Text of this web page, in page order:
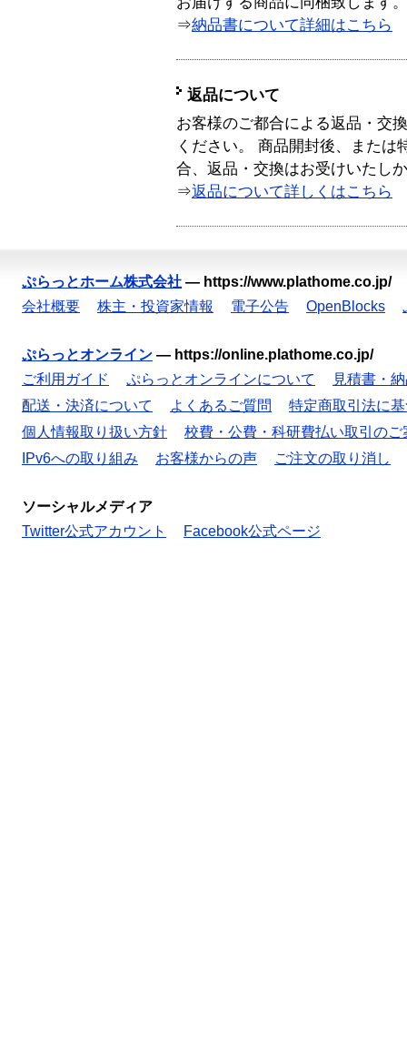
⇒納品書について詳細はこちら
返品について
お客様のご都合による返品・交
ください。 商品開封後、または
合、返品・交換はお受けいたし
⇒返品について詳しくはこちら
ぷらっとホーム株式会社 — https://www.plathome.co.jp/
会社概要
株主・投資家情報 電子公告 OpenBlocks
ぷらっとオンライン — https://online.plathome.co.jp/
ご利用ガイド
ぷらっとオンラインについて
見積書・
配送・決済について
よくあるご質問
特定商取引法に
個人情報取り扱い方針
校費・公費・科研費払い取引のご
IPv6への取り組み
お客様からの声 ご注文の取り消し
ソーシャルメディア
Twitter公式アカウント
Facebook公式ページ